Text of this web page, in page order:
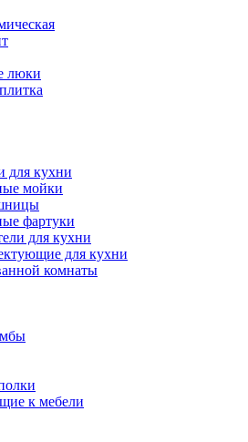
люки
для кухни
мойки
фартуки
для кухни
для кухни
комнаты
к мебели